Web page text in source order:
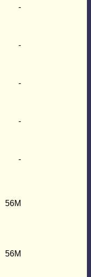
-
-
-
-
-
56M
56M